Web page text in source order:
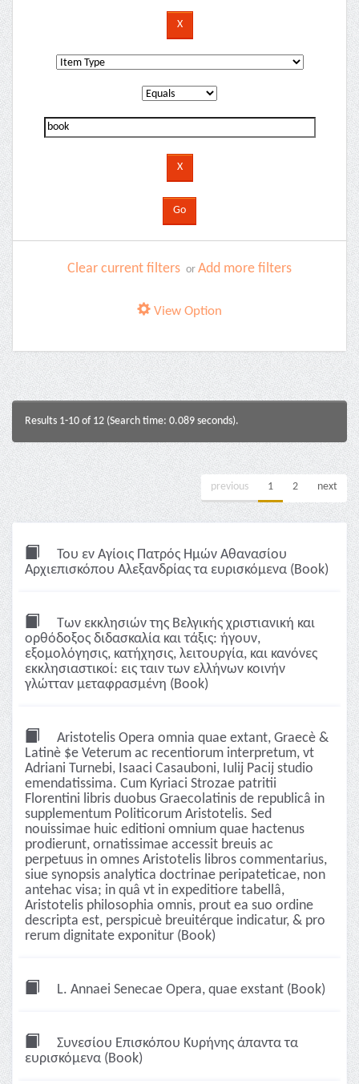
Clear current filters or Add more filters
View Option
Results 1-10 of 12 (Search time: 0.089 seconds).
previous 1 2 next
Του εν Αγίοις Πατρός Ημών Αθανασίου
Αρχιεπισκόπου Αλεξανδρίας τα ευρισκόμενα (Book)
Των εκκλησιών της Βελγικής χριστιανική και
ορθόδοξος διδασκαλία και τάξις: ήγουν,
εξομολόγησις, κατήχησις, λειτουργία, και κανόνες
εκκλησιαστικοί: εις ταιν των ελλήνων κοινήν
γλώτταν μεταφρασμένη (Book)
Aristotelis Opera omnia quae extant, Graecè &
Latinè $e Veterum ac recentiorum interpretum, vt
Adriani Turnebi, Isaaci Casauboni, Iulij Pacij studio
emendatissima. Cum Kyriaci Strozae patritii
Florentini libris duobus Graecolatinis de republicâ in
supplementum Politicorum Aristotelis. Sed
nouissimae huic editioni omnium quae hactenus
prodierunt, ornatissimae accessit breuis ac
perpetuus in omnes Aristotelis libros commentarius,
siue synopsis analytica doctrinae peripateticae, non
antehac visa; in quâ vt in expeditiore tabellâ,
Aristotelis philosophia omnis, prout ea suo ordine
descripta est, perspicuè breuitérque indicatur, & pro
rerum dignitate exponitur (Book)
L. Annaei Senecae Opera, quae exstant (Book)
Συνεσίου Επισκόπου Κυρήνης άπαντα τα
ευρισκόμενα (Book)